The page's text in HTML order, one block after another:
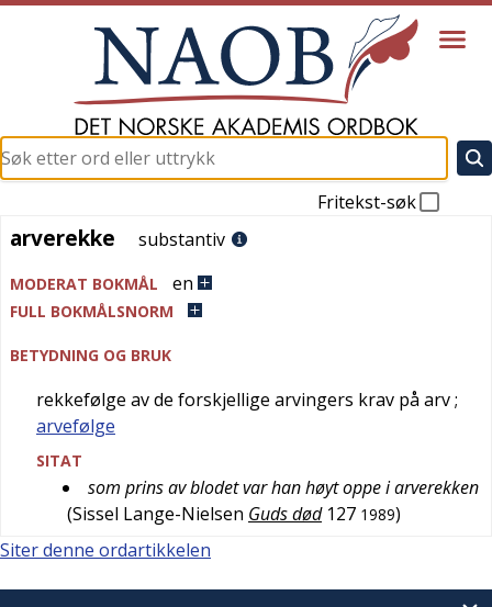
Fritekst-søk
arverekke
arverekke substantiv
MODERAT BOKMÅL en
FULL BOKMÅLSNORM
BETYDNING OG BRUK
rekkefølge av de forskjellige arvingers krav på arv;
arvefølge
SITAT
som prins av blodet var han høyt oppe i arverekken
(Sissel Lange-Nielsen Guds død 127 1989)
Siter denne ordartikkelen